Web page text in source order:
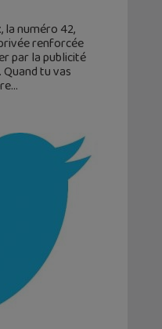
la numéro 42,
renforcée
par la publicité
tu vas